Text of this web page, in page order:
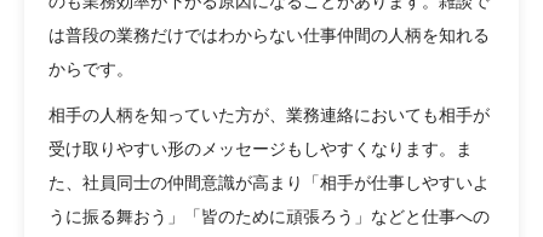
は普段の業務だけではわからない仕事仲間の人柄を知れる
からです。
相手の人柄を知っていた方が、業務連絡においても相手が
受け取りやすい形のメッセージもしやすくなります。ま
た、社員同士の仲間意識が高まり「相手が仕事しやすいよ
うに振る舞おう」「皆のために頑張ろう」などと仕事への